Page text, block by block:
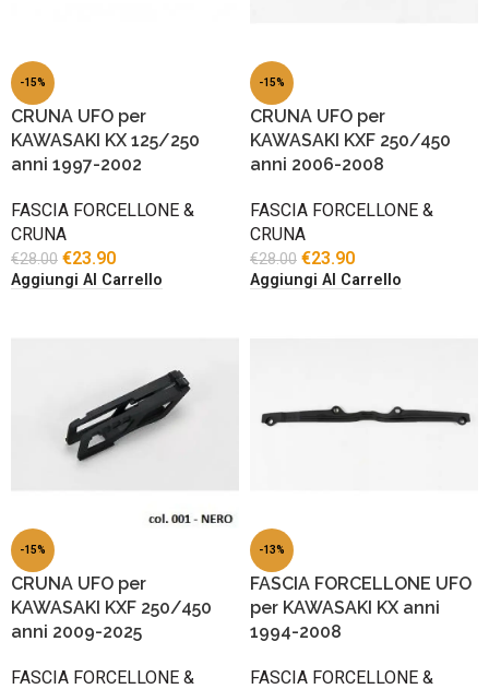
-15%
CRUNA UFO per
KAWASAKI KX 125/250
anni 1997-2002
FASCIA FORCELLONE &
CRUNA
€28.00 €23.90
Aggiungi Al Carrello
-15%
CRUNA UFO per
KAWASAKI KXF 250/450
anni 2006-2008
FASCIA FORCELLONE &
CRUNA
€28.00 €23.90
Aggiungi Al Carrello
-15%
CRUNA UFO per
KAWASAKI KXF 250/450
anni 2009-2025
FASCIA FORCELLONE &
-13%
FASCIA FORCELLONE UFO
per KAWASAKI KX anni
1994-2008
FASCIA FORCELLONE &